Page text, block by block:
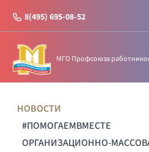
8(495) 695-08-52
МГО Профсоюза
НОВОСТИ
#ПОМОГАЕМВМЕСТЕ
ОРГАНИЗАЦИОННО-